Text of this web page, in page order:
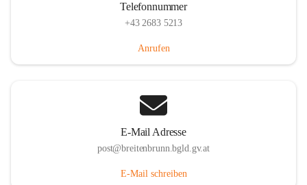
Telefonnummer
+43 2683 5213
Anrufen
E-Mail Adresse
post@breitenbrunn.bgld.gv.at
E-Mail schreiben